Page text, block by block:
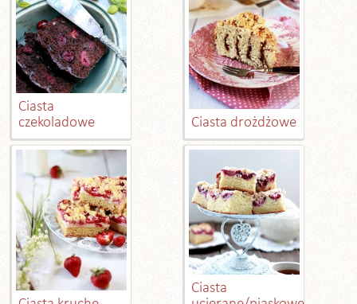
Ciasta
czekoladowe
Ciasta drożdżowe
Ciasta